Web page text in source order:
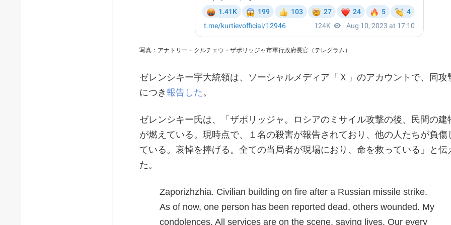
写真：アナトリー・クルチェウ・ザポリッジャ市軍行政府長官（テレグラム）
ゼレンシキー宇大統領は、ソーシャルメディア「Ｘ」のアカウントで、同攻
につき 報告した 。
ゼレンシキー氏は、「ザポリッジャ。ロシアのミサイル攻撃の後、民間の建
が燃えている。現時点で、１名の殺害が報告されており、他の人たちが負傷
ている。哀悼を捧げる。全ての当局者が現場におり、命を救っている」と伝
た。
Zaporizhzhia. Civilian building on fire after a Russian missile strike.
As of now, one person has been reported dead, others wounded. My
condolences. All services are on the scene, saving lives. Our every